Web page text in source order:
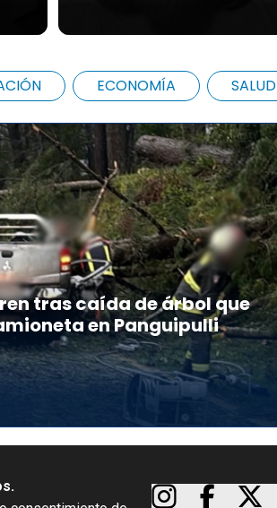
ECONOMÍA SALUD
tras caída de árbol que
en Panguipulli